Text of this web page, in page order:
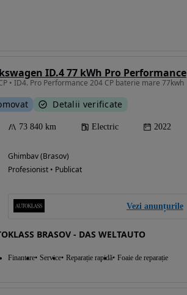
ID.4 77 kWh Pro Performance
• ID4. Pro Performance 204 CP baterie mare 77kwh
Detalii verificate
73 840 km Electric 2022
Ghimbav (Brasov)
Profesionist • Publicat
Vezi anunțurile
BRASOV - DAS WELTAUTO
Finantare Service Reparație rapidă Foaie de reparație